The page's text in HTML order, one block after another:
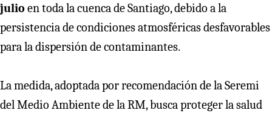
julio en toda la cuenca de Santiago, debido a la
persistencia de condiciones atmosféricas desfavorables
para la dispersión de contaminantes.
La medida, adoptada por recomendación de la Seremi
del Medio Ambiente de la RM, busca proteger la salud